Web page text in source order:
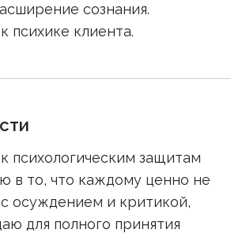
сознания.
психике клиента.
психологическим защитам
в то, что каждому ценно не
осуждением и критикой,
для полного принятия